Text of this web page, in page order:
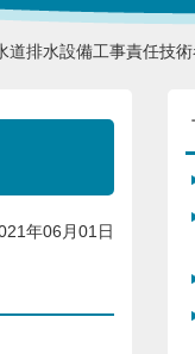
道排水設備工事責任技
年06月01日